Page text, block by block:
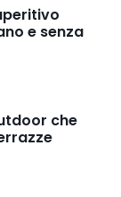
e senza
che